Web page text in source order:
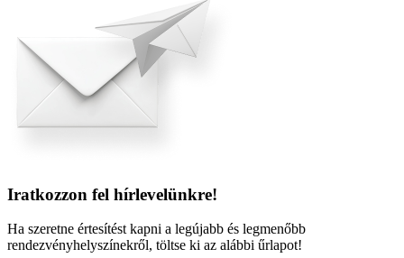
Iratkozzon fel hírlevelünkre!
Ha szeretne értesítést kapni a legújabb és legmenőbb
rendezvényhelyszínekről, töltse ki az alábbi űrlapot!